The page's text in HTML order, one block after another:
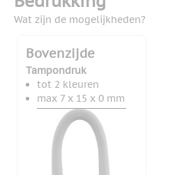
Wat zijn de mogelijkheden?
Bovenzijde
Tampondruk
tot 2 kleuren
max 7 x 15 x 0 mm